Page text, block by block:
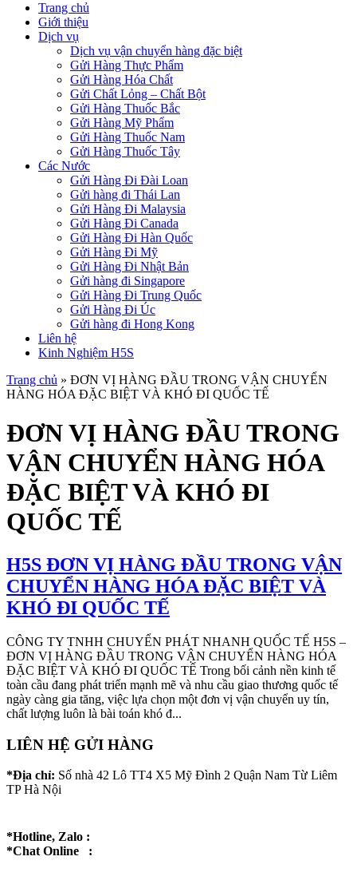
Trang chủ
Giới thiệu
Dịch vụ
Dịch vụ vận chuyển hàng đặc biệt
Gửi Hàng Thực Phẩm
Gửi Hàng Hóa Chất
Gửi Chất Lỏng – Chất Bột
Gửi Hàng Thuốc Bắc
Gửi Hàng Mỹ Phẩm
Gửi Hàng Thuốc Nam
Gửi Hàng Thuốc Tây
Các Nước
Gửi Hàng Đi Đài Loan
Gửi hàng đi Thái Lan
Gửi Hàng Đi Malaysia
Gửi Hàng Đi Canada
Gửi Hàng Đi Hàn Quốc
Gửi Hàng Đi Mỹ
Gửi Hàng Đi Nhật Bản
Gửi hàng đi Singapore
Gửi Hàng Đi Trung Quốc
Gửi Hàng Đi Úc
Gửi hàng đi Hong Kong
Liên hệ
Kinh Nghiệm H5S
Trang chủ » ĐƠN VỊ HÀNG ĐẦU TRONG VẬN CHUYỂN
HÀNG HÓA ĐẶC BIỆT VÀ KHÓ ĐI QUỐC TẾ
ĐƠN VỊ HÀNG ĐẦU TRONG
VẬN CHUYỂN HÀNG HÓA
ĐẶC BIỆT VÀ KHÓ ĐI
QUỐC TẾ
H5S ĐƠN VỊ HÀNG ĐẦU TRONG VẬN
CHUYỂN HÀNG HÓA ĐẶC BIỆT VÀ
KHÓ ĐI QUỐC TẾ
CÔNG TY TNHH CHUYỂN PHÁT NHANH QUỐC TẾ H5S –
ĐƠN VỊ HÀNG ĐẦU TRONG VẬN CHUYỂN HÀNG HÓA
ĐẶC BIỆT VÀ KHÓ ĐI QUỐC TẾ Trong bối cảnh nền kinh tế
toàn cầu đang phát triển mạnh mẽ và nhu cầu giao thương quốc tế
ngày càng gia tăng, việc lựa chọn một đơn vị vận chuyển uy tín,
chất lượng luôn là bài toán khó đ...
LIÊN HỆ GỬI HÀNG
*Địa chỉ: Số nhà 42 Lô TT4 X5 Mỹ Đình 2 Quận Nam Từ Liêm
TP Hà Nội
*Hotline, Zalo :
*Chat Online :